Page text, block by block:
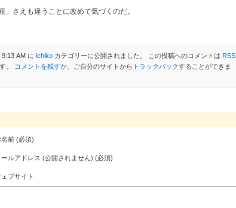
さえも違うことに改めて気づくのだ。
AM に ichikoカテゴリーに公開されました。 この投稿へのコメントは RSS
。 コメントを残すか、ご自分のサイトから トラックバックすることができま
名前 (必須)
ールアドレス (公開されません) (必須)
ェブサイト